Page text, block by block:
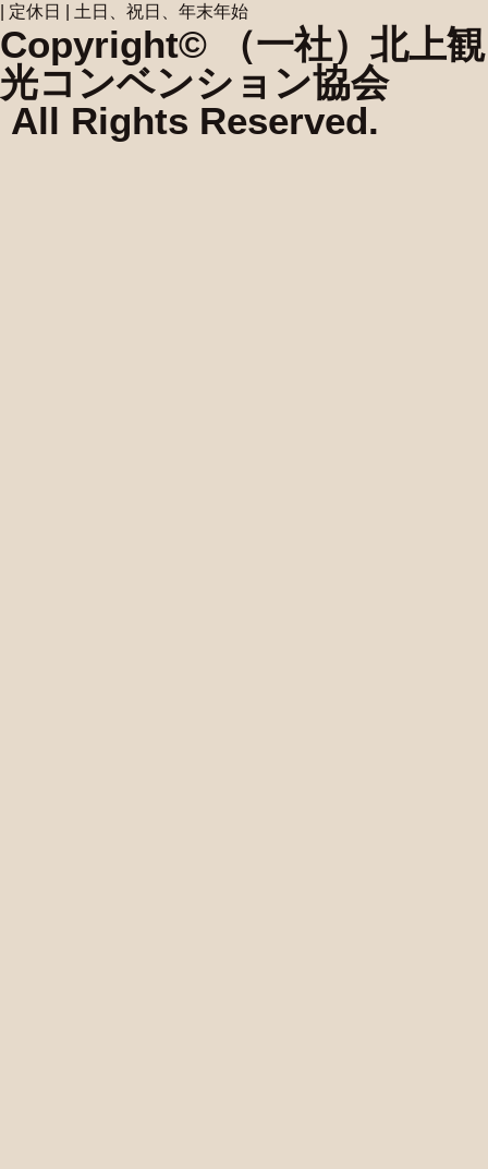
| 定休日 | 土日、祝日、年末年始
Copyright© （一社）北上観
光コンベンション協会
All Rights Reserved.